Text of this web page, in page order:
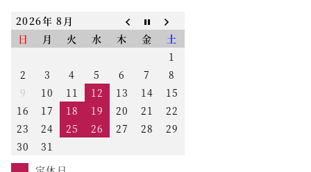
2026年 8月
日
月 火 水 木 金
土
1
2
3 4 5 6 7
8
9
10 11 12 13 14
15
16
17 18 19 20 21
22
23
24 25 26 27 28
29
30
31